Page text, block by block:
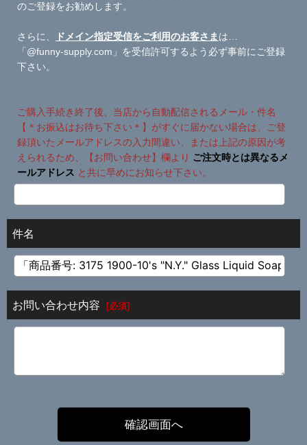
のご登録をお勧めします。
さらに、 ドメイン指定受信をご利用のお客さま は…
「@funny-supply.com」を受信許可するよう必ず事前にご登録
下さい。
ご購入手続き終了後、当店から自動配信されるメール・件名
【＊お振込はお待ち下さい＊】がすぐに届かない場合は、ご登
録頂いたメールアドレスの入力間違い、または上記の原因が考
えられるため、【お問い合わせ】欄より ご注文時とは異なるメ
ールアドレス と共に早めにお知らせ下さい。
件名
お問い合わせ内容 [必須]
確認画面へ